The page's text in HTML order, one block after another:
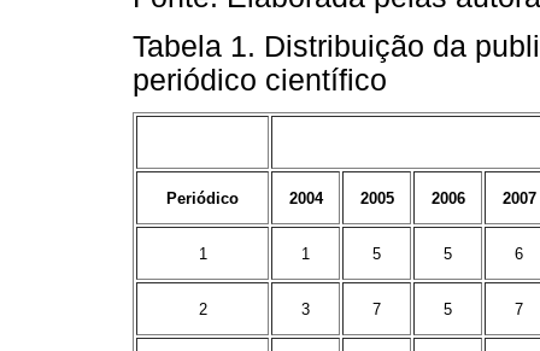
Tabela 1. Distribuição da
periódico científico
Periódico 2004 2005 2006 2007
1 1 5 5 6
2 3 7 5 7